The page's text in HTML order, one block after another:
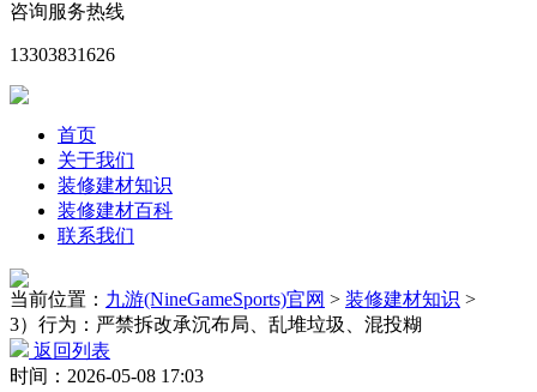
咨询服务热线
13303831626
首页
关于我们
装修建材知识
装修建材百科
联系我们
当前位置： 九游(NineGameSports)官网 > 装修建材知识 >
3）行为：严禁拆改承沉布局、乱堆垃圾、混投糊
返回列表
时间：2026-05-08 17:03